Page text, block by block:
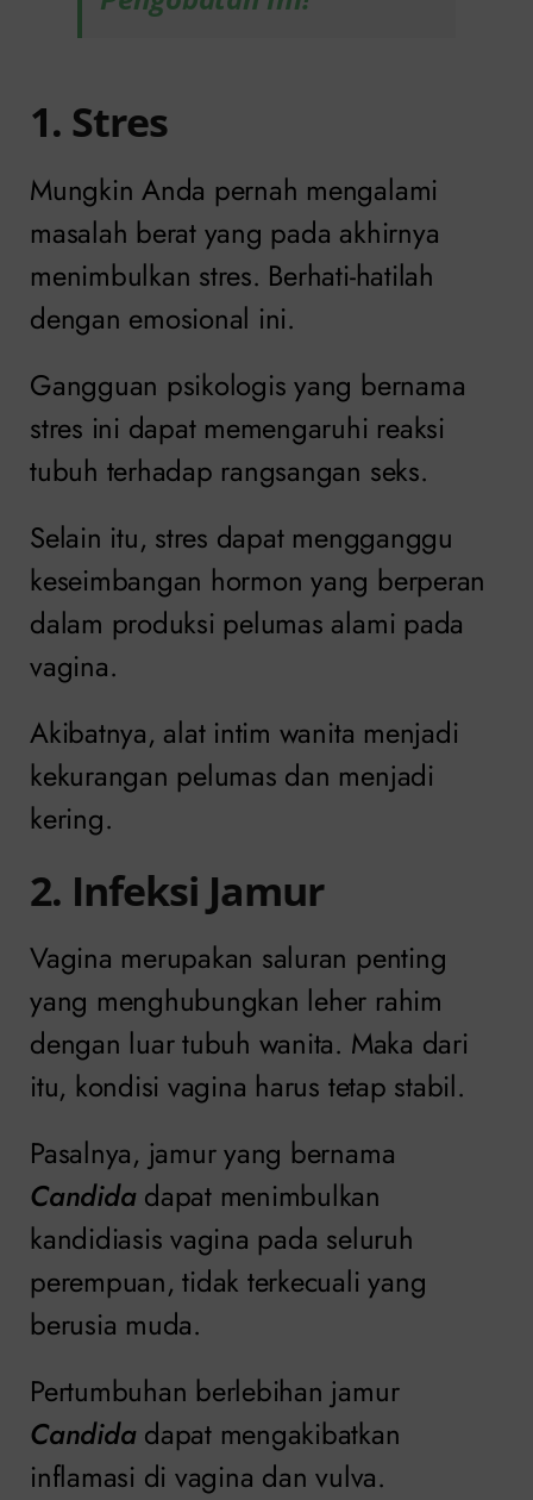
1. Stres
Mungkin Anda pernah mengalami
masalah berat yang pada akhirnya
menimbulkan stres. Berhati-hatilah
dengan emosional ini.
Gangguan psikologis yang bernama
stres ini dapat memengaruhi reaksi
tubuh terhadap rangsangan seks.
Selain itu, stres dapat mengganggu
keseimbangan hormon yang berperan
dalam produksi pelumas alami pada
vagina.
Akibatnya, alat intim wanita menjadi
kekurangan pelumas dan menjadi
kering.
2. Infeksi Jamur
Vagina merupakan saluran penting
yang menghubungkan leher rahim
dengan luar tubuh wanita. Maka dari
itu, kondisi vagina harus tetap stabil.
Pasalnya, jamur yang bernama
Candida dapat menimbulkan
kandidiasis vagina pada seluruh
perempuan, tidak terkecuali yang
berusia muda.
Pertumbuhan berlebihan jamur
Candida dapat mengakibatkan
inflamasi di vagina dan vulva.